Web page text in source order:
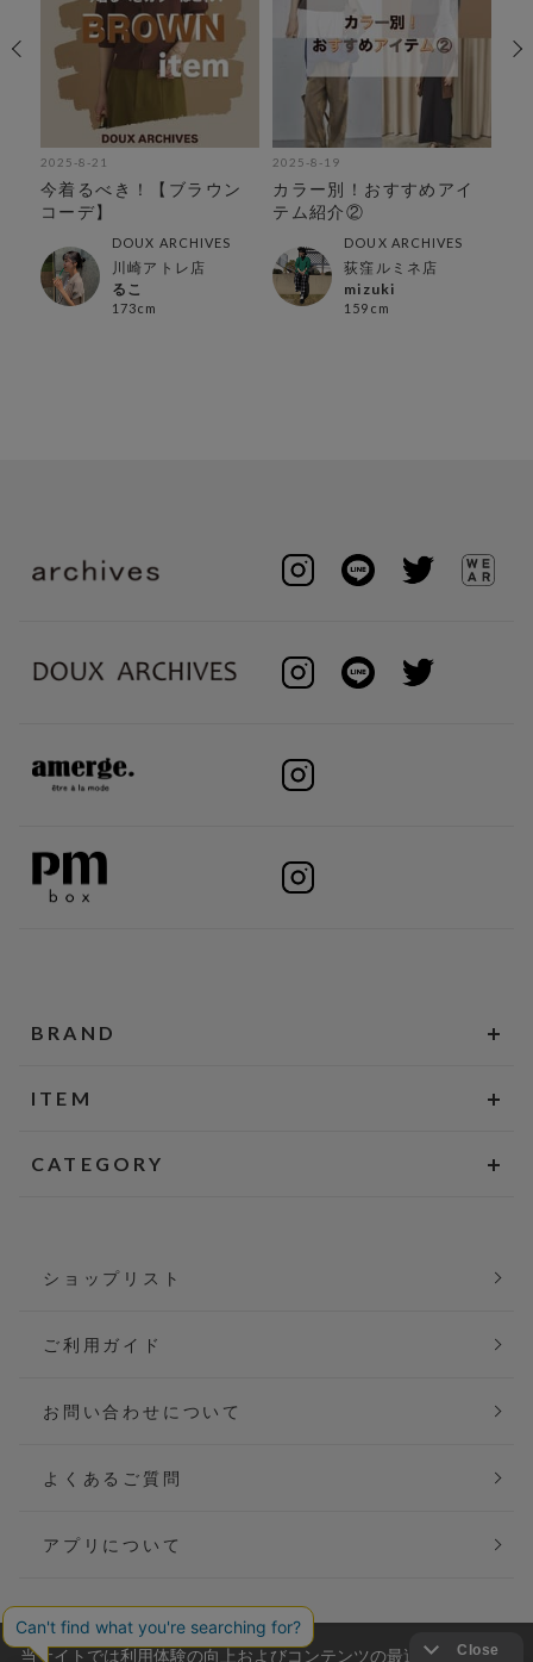
2025-8-21
今着るべき！【ブラウン
コーデ】
DOUX ARCHIVES
川崎アトレ店
るこ
173cm
2025-8-19
カラー別！おすすめアイ
テム紹介②
DOUX ARCHIVES
荻窪ルミネ店
mizuki
159cm
BRAND
ITEM
CATEGORY
ショップリスト
ご利用ガイド
お問い合わせについて
よくあるご質問
アプリについて
当サイトでは利用体験の向上およびコンテンツの最適な提供、ト